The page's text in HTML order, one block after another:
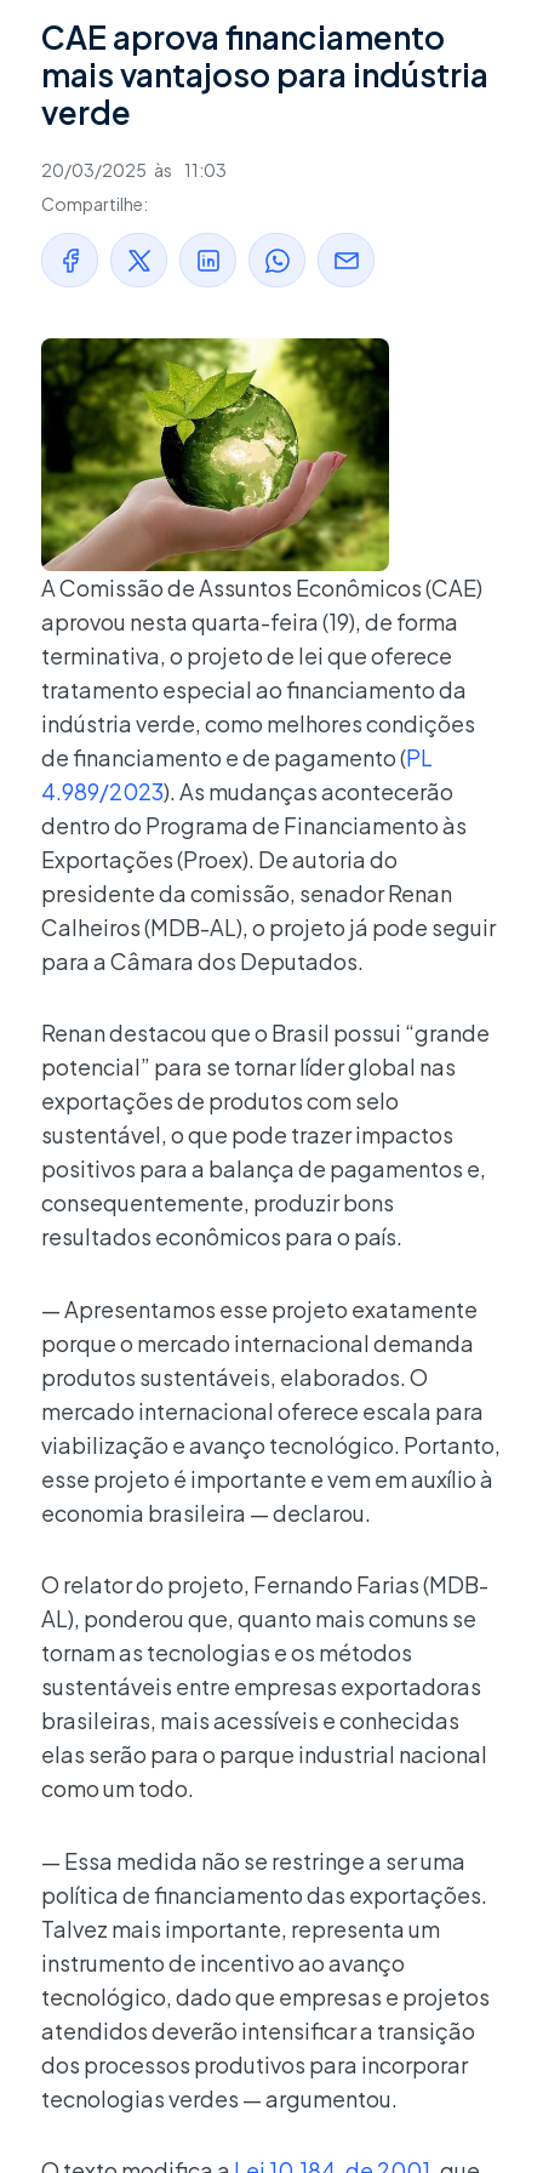
CAE aprova financiamento
mais vantajoso para indústria
verde
20/03/2025 às
11:03
Compartilhe:
A Comissão de Assuntos Econômicos (CAE)
aprovou nesta quarta-feira (19), de forma
terminativa, o projeto de lei que oferece
tratamento especial ao financiamento da
indústria verde, como melhores condições
de financiamento e de pagamento (PL
4.989/2023). As mudanças acontecerão
dentro do Programa de Financiamento às
Exportações (Proex). De autoria do
presidente da comissão, senador Renan
Calheiros (MDB-AL), o projeto já pode seguir
para a Câmara dos Deputados.
Renan destacou que o Brasil possui “grande
potencial” para se tornar líder global nas
exportações de produtos com selo
sustentável, o que pode trazer impactos
positivos para a balança de pagamentos e,
consequentemente, produzir bons
resultados econômicos para o país.
— Apresentamos esse projeto exatamente
porque o mercado internacional demanda
produtos sustentáveis, elaborados. O
mercado internacional oferece escala para
viabilização e avanço tecnológico. Portanto,
esse projeto é importante e vem em auxílio à
economia brasileira — declarou.
O relator do projeto, Fernando Farias (MDB-
AL), ponderou que, quanto mais comuns se
tornam as tecnologias e os métodos
sustentáveis entre empresas exportadoras
brasileiras, mais acessíveis e conhecidas
elas serão para o parque industrial nacional
como um todo.
— Essa medida não se restringe a ser uma
política de financiamento das exportações.
Talvez mais importante, representa um
instrumento de incentivo ao avanço
tecnológico, dado que empresas e projetos
atendidos deverão intensificar a transição
dos processos produtivos para incorporar
tecnologias verdes — argumentou.